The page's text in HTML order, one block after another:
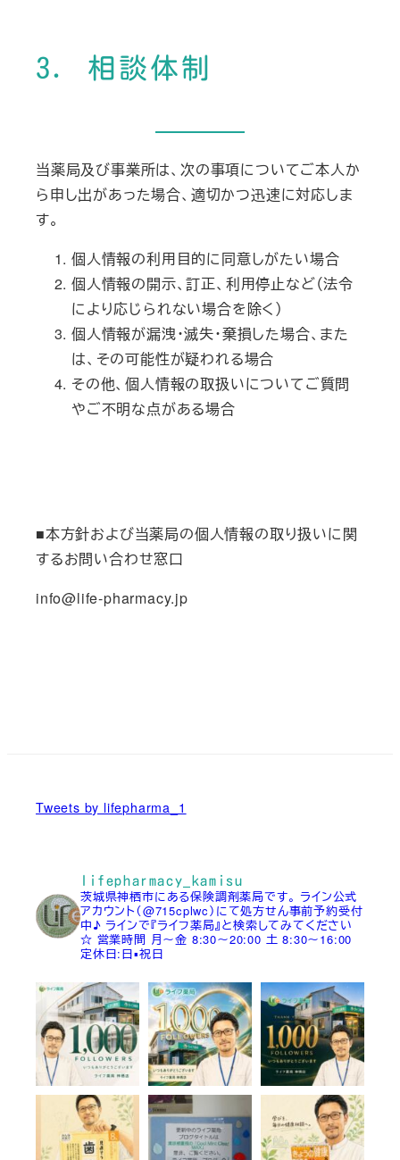
3. 相談体制
当薬局及び事業所は、次の事項についてご本人か
ら申し出があった場合、適切かつ迅速に対応しま
す。
個人情報の利用目的に同意しがたい場合
個人情報の開示、訂正、利用停止など（法令
により応じられない場合を除く）
個人情報が漏洩・滅失・棄損した場合、また
は、その可能性が疑われる場合
その他、個人情報の取扱いについてご質問
やご不明な点がある場合
■本方針および当薬局の個人情報の取り扱いに関
するお問い合わせ窓口
info@life-pharmacy.jp
Tweets by lifepharma_1
lifepharmacy_kamisu
茨城県神栖市にある保険調剤薬局です。 ライン公式
アカウント（@715cplwc）にて処方せん事前予約受付
中♪ ラインで『ライフ薬局』と検索してみてください
☆ 営業時間 月～金 8:30～20:00 土 8:30～16:00
定休日:日▪祝日